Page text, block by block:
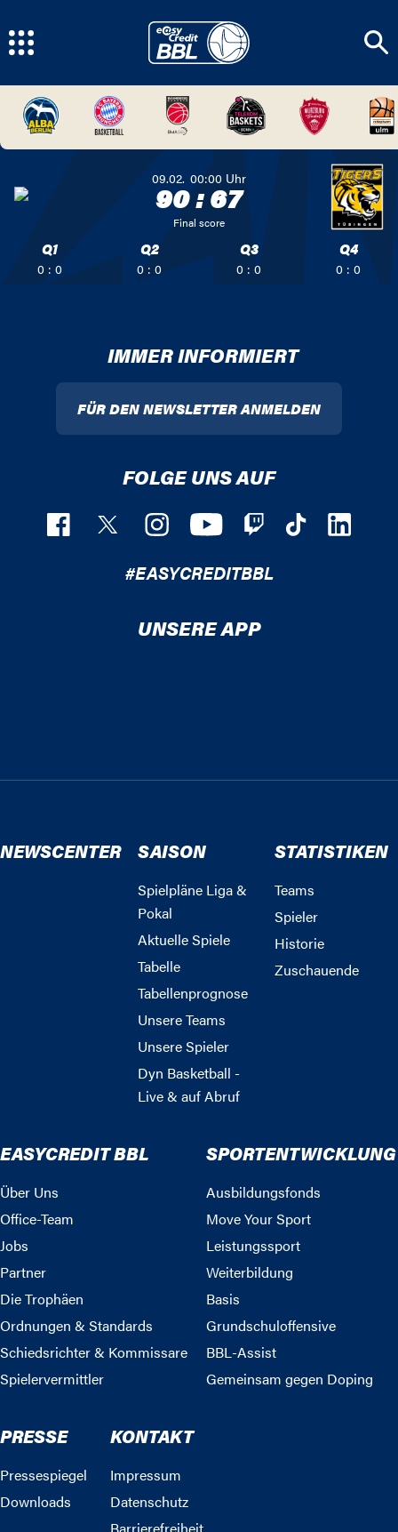
09.02. 00:00 Uhr
90:67
Final score
Q1
0 : 0
Q2
0 : 0
Q3
0 : 0
Q4
0 : 0
IMMER INFORMIERT
FÜR DEN NEWSLETTER ANMELDEN
FOLGE UNS AUF
#EASYCREDITBBL
UNSERE APP
NEWSCENTER SAISON
Spielpläne Liga &
Pokal
Aktuelle Spiele
Tabelle
Tabellenprognose
Unsere Teams
Unsere Spieler
Dyn Basketball -
Live & auf Abruf
STATISTIKEN
Teams
Spieler
Historie
Zuschauende
EASYCREDIT BBL
Über Uns
Office-Team
Jobs
Partner
Die Trophäen
Ordnungen & Standards
Schiedsrichter & Kommissare
Spielervermittler
SPORTENTWICKLUNG
Ausbildungsfonds
Move Your Sport
Leistungssport
Weiterbildung
Basis
Grundschuloffensive
BBL-Assist
Gemeinsam gegen Doping
PRESSE
Pressespiegel
Downloads
KONTAKT
Impressum
Datenschutz